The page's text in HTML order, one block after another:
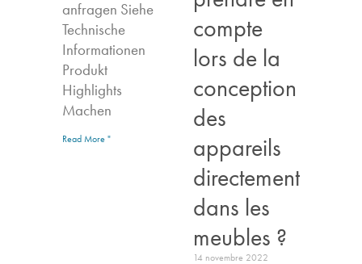
anfragen​ Siehe
Technische
Informationen
Produkt
Highlights​
Machen
Read More "
compte
lors de la
conception
des
appareils
directement
dans les
meubles ?
14 novembre 2022